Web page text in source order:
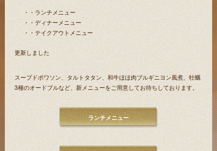
・ランチメニュー
・ディナーメニュー
・テイクアウトメニュー
更新しました
スープドポワソン、タルトタタン、和牛ほほ肉ブルギニヨン風煮、牡蠣
3種のオードブルなど、新メニューをご用意してお待ちしております。
ランチメニュー